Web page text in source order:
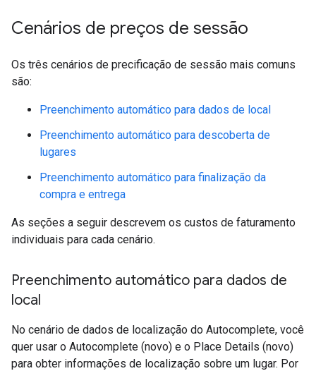
Cenários de preços de sessão
Os três cenários de precificação de sessão mais comuns
são:
Preenchimento automático para dados de local
Preenchimento automático para descoberta de
lugares
Preenchimento automático para finalização da
compra e entrega
As seções a seguir descrevem os custos de faturamento
individuais para cada cenário.
Preenchimento automático para dados de
local
No cenário de dados de localização do Autocomplete, você
quer usar o Autocomplete (novo) e o Place Details (novo)
para obter informações de localização sobre um lugar. Por